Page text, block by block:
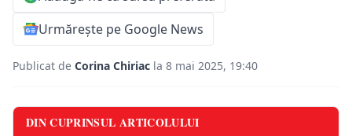
Urmărește pe Google News
Publicat de Corina Chiriac la 8 mai 2025, 19:40
DIN CUPRINSUL ARTICOLULUI